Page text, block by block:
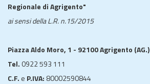
Regionale di Agrigento"
ai sensi della L.R. n.15/2015
Piazza Aldo Moro, 1 - 92100 Agrigento (AG.)
Tel. 0922 593 111
C.F. e P.IVA: 80002590844